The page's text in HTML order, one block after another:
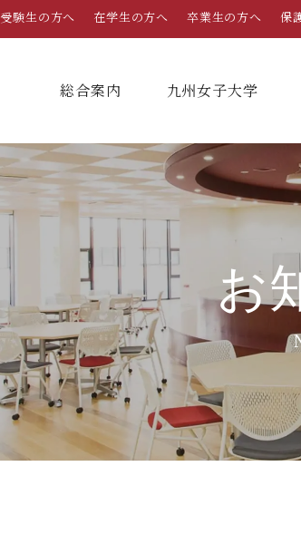
受験生の方へ 在学生の方へ 卒業生の方へ 保
総合案内
学長メッセージ
教育理念・学則
沿革
採用情報
学部・学科
九州女子大学
家政学部
生活デザイン学科（
栄養学科［管理栄養
人間科学部
児童・幼児教育学科
心理・文化学科（旧
学部・学科
九州女子短期大学
子ども健康学科
幼稚園教諭養成課程
養護教諭養成課程
専攻科
子ども健康学専攻
学生生活
キャンパスカレンダー
奨学金
学友会（サークル紹介）
学生サポート
就職情報
就職活動年間スケジュール
就職・キャリア支援
免許・資格一覧
北九州市の企業情報・求
入試情報
入学試験要項・提出書類
出願方法
入学定員・選抜区分別募集
オープンキャンパス
総合案内 九州女子大学
お